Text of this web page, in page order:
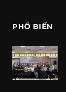
PHỔ BIẾN